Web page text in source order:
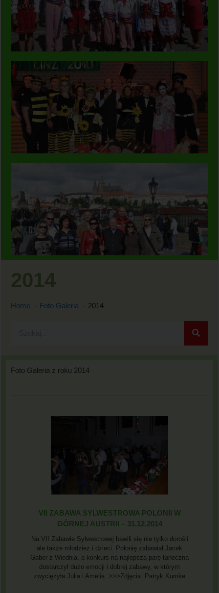
2014
Home Foto Galeria 2014
Foto Galeria z roku 2014
VII ZABAWA SYLWESTROWA POLONII W
GÓRNEJ AUSTRII – 31.12.2014
Na VII Zabawie Sylwestrowej bawili się nie tylko dorośli
ale także młodzież i dzieci. Polonię zabawiał Jacek
Gaber z Wiednia, a konkurs na najlepszą parę taneczną
dostarczył dużo emocji i dobrej zabawy, w którym
zwyciężyła Julia i Amelia. >>>Zdjęcia: Patryk Kumke